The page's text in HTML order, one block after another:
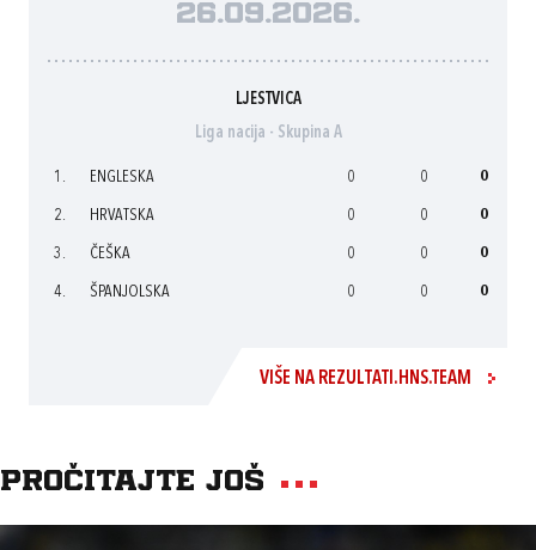
26.09.2026.
LJESTVICA
Liga nacija - Skupina A
1. ENGLESKA 0 0 0
2. HRVATSKA 0 0 0
3. ČEŠKA 0 0 0
4. ŠPANJOLSKA 0 0 0
VIŠE NA REZULTATI.HNS.TEAM
Pročitajte još